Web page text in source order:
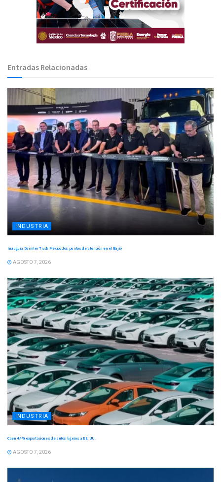
Entradas Relacionadas
INDUSTRIA
Inaugura Daimler Truck México dos puntos de atención en el Bajío
AGOSTO 7, 2026
INDUSTRIA
Caen 4.4 % exportaciones de autos ligeros a EE. UU.
AGOSTO 7, 2026